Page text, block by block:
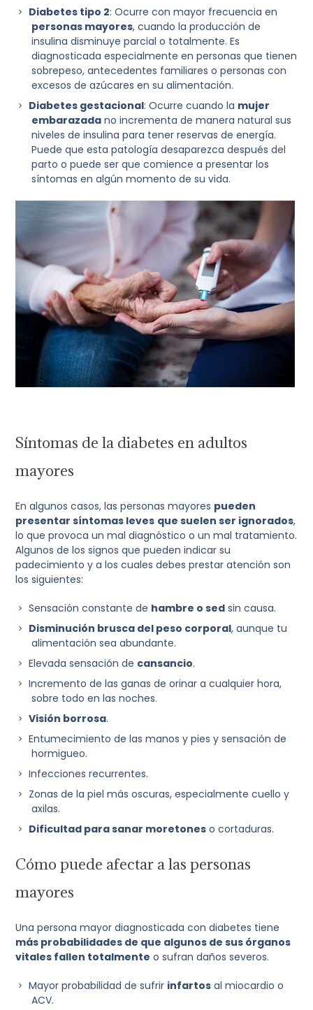
Diabetes tipo 2: Ocurre con mayor frecuencia en
personas mayores, cuando la producción de
insulina disminuye parcial o totalmente. Es
diagnosticada especialmente en personas que tienen
sobrepeso, antecedentes familiares o personas con
excesos de azúcares en su alimentación.
Diabetes gestacional: Ocurre cuando la mujer
embarazada no incrementa de manera natural sus
niveles de insulina para tener reservas de energía.
Puede que esta patología desaparezca después del
parto o puede ser que comience a presentar los
síntomas en algún momento de su vida.
Síntomas de la diabetes en adultos
mayores
En algunos casos, las personas mayores pueden
presentar síntomas leves que suelen ser ignorados,
lo que provoca un mal diagnóstico o un mal tratamiento.
Algunos de los signos que pueden indicar su
padecimiento y a los cuales debes prestar atención son
los siguientes:
Sensación constante de hambre o sed sin causa.
Disminución brusca del peso corporal, aunque tu
alimentación sea abundante.
Elevada sensación de cansancio.
Incremento de las ganas de orinar a cualquier hora,
sobre todo en las noches.
Visión borrosa.
Entumecimiento de las manos y pies y sensación de
hormigueo.
Infecciones recurrentes.
Zonas de la piel más oscuras, especialmente cuello y
axilas.
Dificultad para sanar moretones o cortaduras.
Cómo puede afectar a las personas
mayores
Una persona mayor diagnosticada con diabetes tiene
más probabilidades de que algunos de sus órganos
vitales fallen totalmente o sufran daños severos.
Mayor probabilidad de sufrir infartos al miocardio o
ACV.